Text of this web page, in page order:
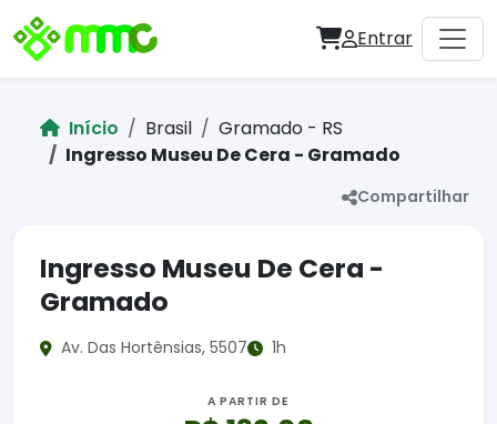
Entrar
Início Brasil
Gramado - RS
Ingresso Museu De Cera - Gramado
Compartilhar
Ingresso Museu De Cera -
Gramado
Av. Das Hortênsias, 5507 1h
A PARTIR DE